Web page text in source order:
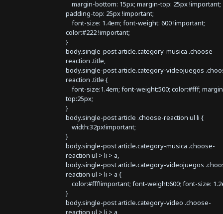
margin-bottom: 15px; margin-top: 25px !important;
padding-top: 25px !important;
font-size: 1.4em; font-weight: 600 !important;
color:#222 !important;
}
body.single-post article.category-musica .choose-
reaction .title,
body.single-post article.category-videojuegos
reaction .title {
font-size:1.4em; font-weight:500; color:#fff;
top:25px;
}
body.single-post article .choose-reaction ul li {
width:32px!important;
}
body.single-post article.category-musica .choose-
reaction ul > li > a,
body.single-post article.category-videojuegos
reaction ul > li > a {
color:#fff!important; font-weight:600; font-size:
}
body.single-post article.category-video .choose-
reaction ul > li > a,